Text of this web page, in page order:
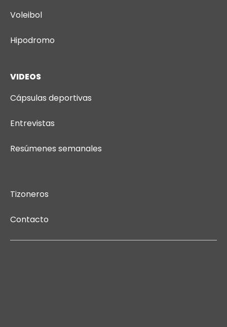
Voleibol
Hipodromo
VIDEOS
Cápsulas deportivas
Entrevistas
Resúmenes semanales
Tizoneros
Contacto